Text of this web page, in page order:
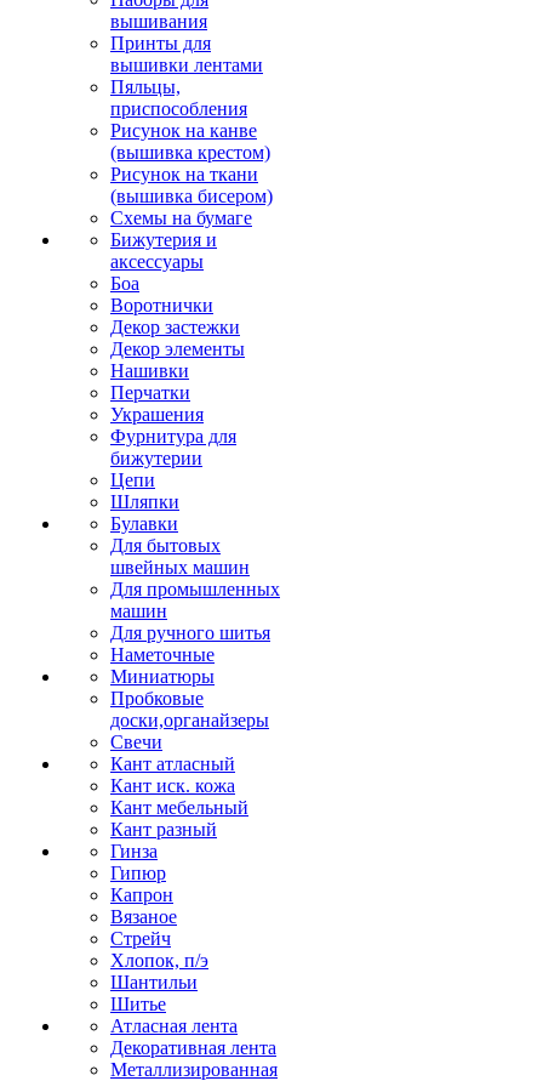
вышивания
Принты для
вышивки лентами
Пяльцы,
приспособления
Рисунок на канве
(вышивка крестом)
Рисунок на ткани
(вышивка бисером)
Схемы на бумаге
Бижутерия и
аксессуары
Боа
Воротнички
Декор застежки
Декор элементы
Нашивки
Перчатки
Украшения
Фурнитура для
бижутерии
Цепи
Шляпки
Булавки
Для бытовых
швейных машин
Для промышленных
машин
Для ручного шитья
Наметочные
Миниатюры
Пробковые
доски,органайзеры
Свечи
Кант атласный
Кант иск. кожа
Кант мебельный
Кант разный
Гинза
Гипюр
Капрон
Вязаное
Стрейч
Хлопок, п/э
Шантильи
Шитье
Атласная лента
Декоративная лента
Металлизированная